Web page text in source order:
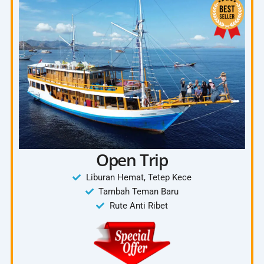
Tanya Paket 4D3N
Chek Out dari Waerebo
Kembali ke Labuan Bajo
Included :
Mobil Innova
Tiket Waerebo
Penginapan Waerebo
Ojek
4 kali makan
Tiket Pesawat
Pengeluaran Pribadi
Open Trip
Liburan Hemat, Tetep Kece
Tambah Teman Baru
Rute Anti Ribet